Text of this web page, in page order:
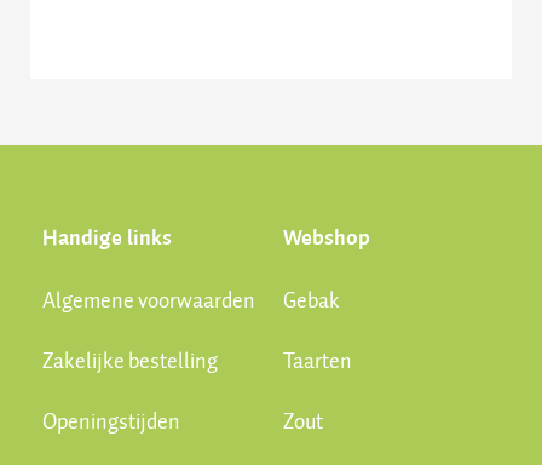
Handige links
Algemene voorwaarden
Zakelijke bestelling
Openingstijden
Webshop
Gebak
Taarten
Zout